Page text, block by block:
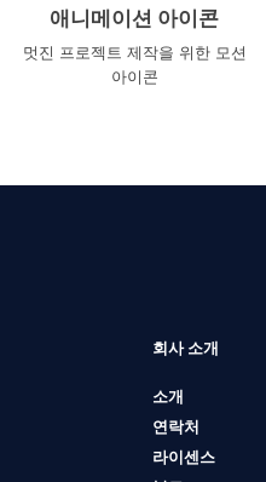
애니메이션 아이콘
멋진 프로젝트 제작을 위한 모션
아이콘
회사 소개
소개
연락처
라이센스